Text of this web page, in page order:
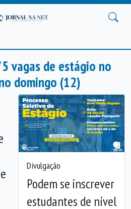
vagas de estágio no
domingo (12)
Divulgação
Podem se inscrever
estudantes de nível
Anterior